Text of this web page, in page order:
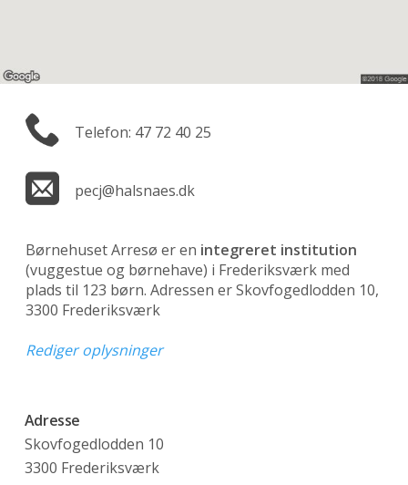
Telefon: 47 72 40 25
pecj@halsnaes.dk
Børnehuset Arresø er en integreret institution
(vuggestue og børnehave) i Frederiksværk med
plads til 123 børn. Adressen er Skovfogedlodden 10,
3300 Frederiksværk
Rediger oplysninger
Adresse
Skovfogedlodden 10
3300 Frederiksværk